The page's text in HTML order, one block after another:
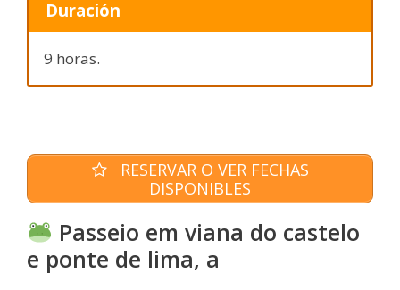
Duración
9 horas.
RESERVAR O VER FECHAS
DISPONIBLES
Passeio em viana do castelo
e ponte de lima, a